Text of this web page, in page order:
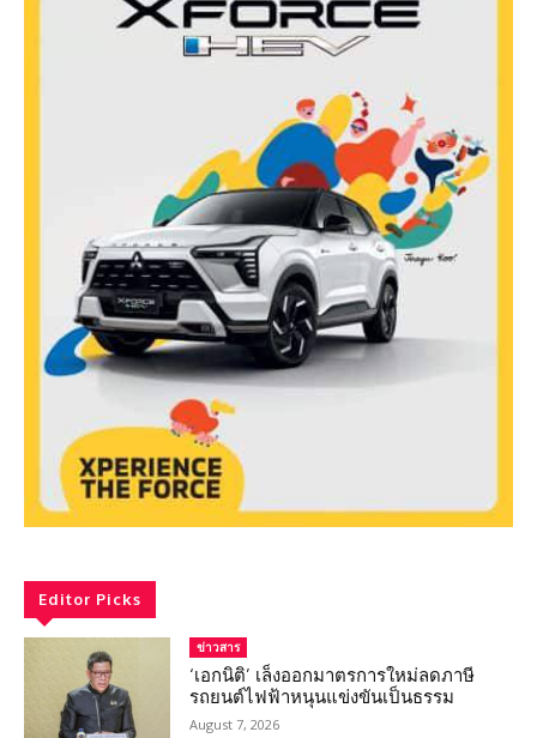
Editor Picks
ข่าวสาร
‘เอกนิติ’ เล็งออกมาตรการใหม่ลดภาษี
รถยนต์ไฟฟ้าหนุนแข่งขันเป็นธรรม
August 7, 2026